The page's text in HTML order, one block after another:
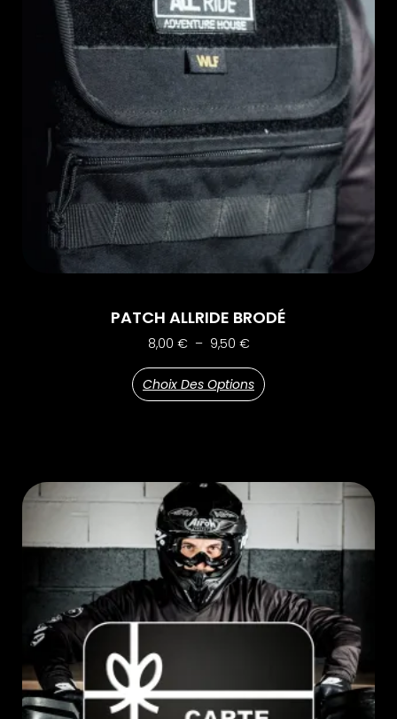
PATCH ALLRIDE BRODÉ
8,00 € – 9,50 €
Choix Des Options